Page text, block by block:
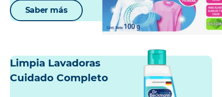
Saber más
Limpia Lavadoras
Cuidado Completo